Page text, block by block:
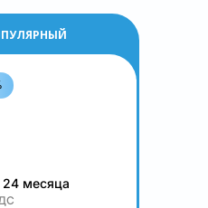
24 месяца